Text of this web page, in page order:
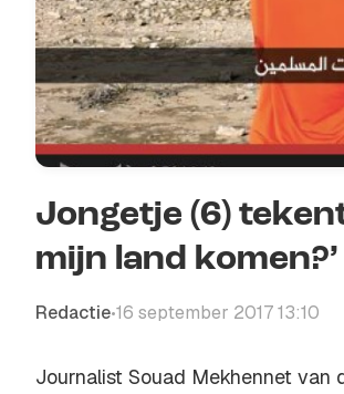
Jongetje (6)
mijn land komen?’
Redactie•16 september 2017 13:10
Journalist Souad Mekhennet van